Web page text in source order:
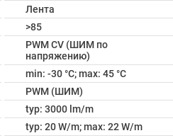
Лента
>85
PWM СV (ШИМ по
напряжению)
min: -30 °C; max: 45 °C
PWM (ШИМ)
typ: 3000 lm/m
typ: 20 W/m; max: 22 W/m